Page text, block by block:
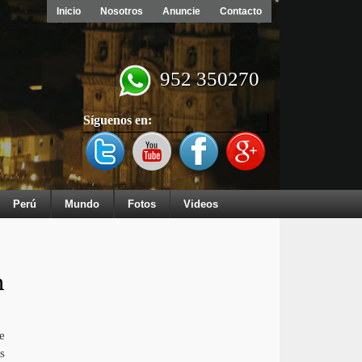
Inicio Nosotros Anuncie Contacto
952 350270
Síguenos en:
Perú Mundo Fotos Videos